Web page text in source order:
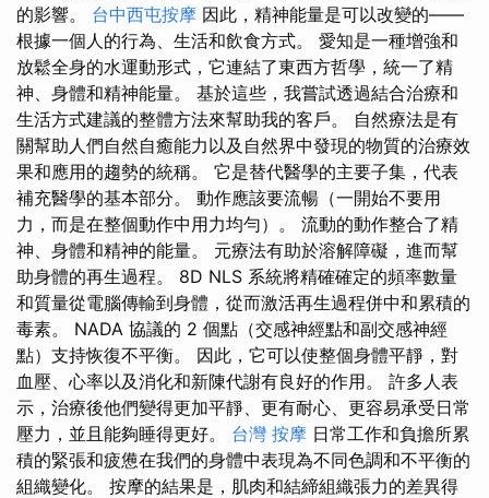
的影響。 台中西屯按摩 因此，精神能量是可以改變的——
根據一個人的行為、生活和飲食方式。 愛知是一種增強和
放鬆全身的水運動形式，它連結了東西方哲學，統一了精
神、身體和精神能量。 基於這些，我嘗試透過結合治療和
生活方式建議的整體方法來幫助我的客戶。 自然療法是有
關幫助人們自然自癒能力以及自然界中發現的物質的治療效
果和應用的趨勢的統稱。 它是替代醫學的主要子集，代表
補充醫學的基本部分。 動作應該要流暢（一開始不要用
力，而是在整個動作中用力均勻）。 流動的動作整合了精
神、身體和精神的能量。 元療法有助於溶解障礙，進而幫
助身體的再生過程。 8D NLS 系統將精確確定的頻率數量
和質量從電腦傳輸到身體，從而激活再生過程併中和累積的
毒素。 NADA 協議的 2 個點（交感神經點和副交感神經
點）支持恢復不平衡。 因此，它可以使整個身體平靜，對
血壓、心率以及消化和新陳代謝有良好的作用。 許多人表
示，治療後他們變得更加平靜、更有耐心、更容易承受日常
壓力，並且能夠睡得更好。 台灣 按摩 日常工作和負擔所累
積的緊張和疲憊在我們的身體中表現為不同色調和不平衡的
組織變化。 按摩的結果是，肌肉和結締組織張力的差異得